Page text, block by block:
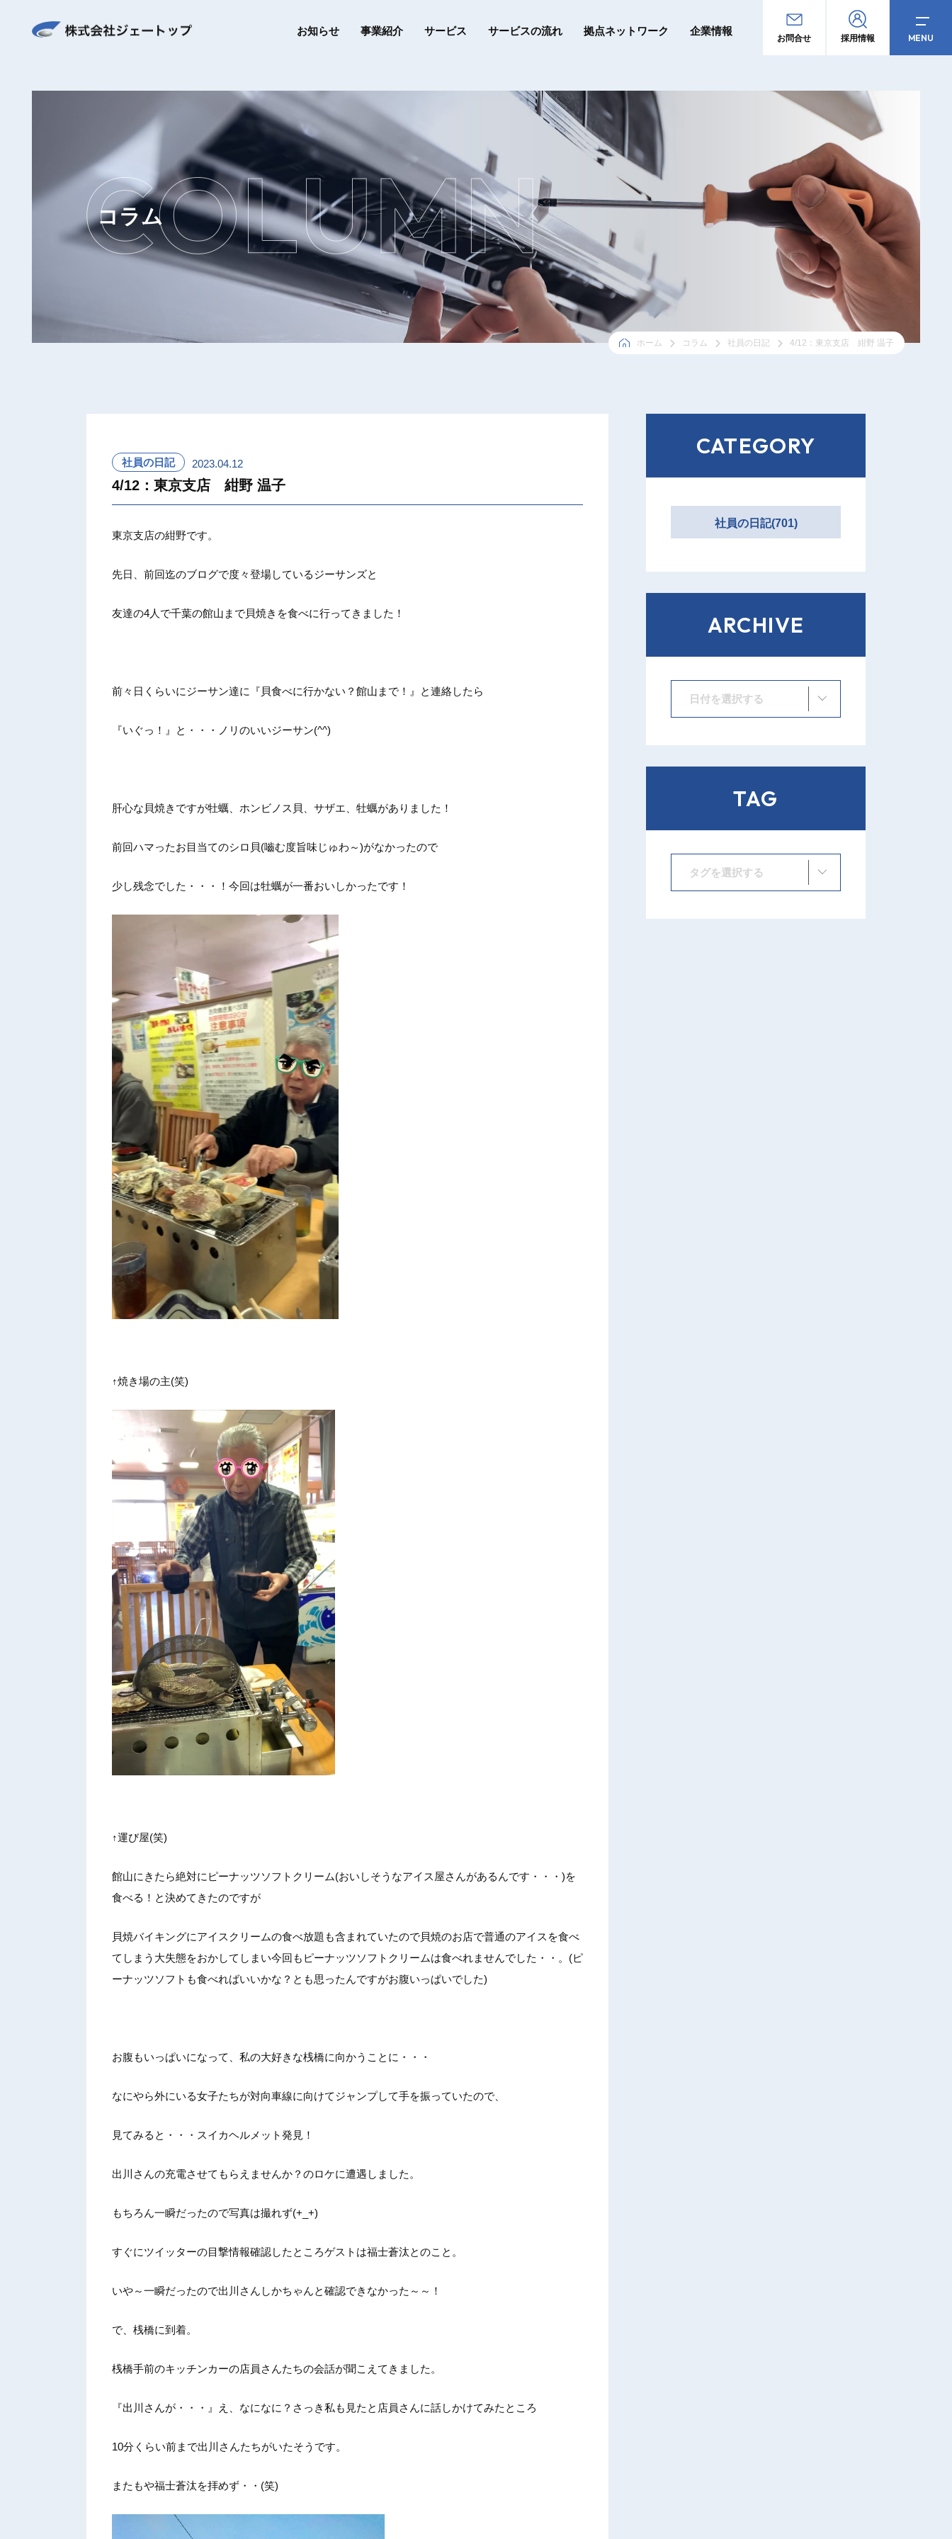
お知らせ 事業紹介 サービス サービスの流れ 拠点ネットワーク 企業情報
お問合せ 採用情報 MENU
コラム
ホーム コラム 社員の日記 4/12：東京支店 紺野 温子
社員の日記 2023.04.12
4/12：東京支店 紺野 温子
東京支店の紺野です。
先日、前回迄のブログで度々登場しているジーサンズと
友達の4人で千葉の館山まで貝焼きを食べに行ってきました！
前々日くらいにジーサン達に『貝食べに行かない？館山まで！』と連絡したら
『いぐっ！』と・・・ノリのいいジーサン(^^)
肝心な貝焼きですが牡蠣、ホンビノス貝、サザエ、牡蠣がありました！
前回ハマったお目当てのシロ貝(嚙む度旨味じゅわ～)がなかったので
少し残念でした・・・！今回は牡蠣が一番おいしかったです！
↑焼き場の主(笑)
↑運び屋(笑)
館山にきたら絶対にピーナッツソフトクリーム(おいしそうなアイス屋さんがあるんです・・・)を
食べる！と決めてきたのですが
貝焼バイキングにアイスクリームの食べ放題も含まれていたので貝焼のお店で普通のアイスを食べ
てしまう大失態をおかしてしまい今回もピーナッツソフトクリームは食べれませんでした・・。(ピ
ーナッツソフトも食べればいいかな？とも思ったんですがお腹いっぱいでした)
お腹もいっぱいになって、私の大好きな桟橋に向かうことに・・・
なにやら外にいる女子たちが対向車線に向けてジャンプして手を振っていたので、
見てみると・・・スイカヘルメット発見！
出川さんの充電させてもらえませんか？のロケに遭遇しました。
もちろん一瞬だったので写真は撮れず(+_+)
すぐにツイッターの目撃情報確認したところゲストは福士蒼汰とのこと。
いや～一瞬だったので出川さんしかちゃんと確認できなかった～～！
で、桟橋に到着。
桟橋手前のキッチンカーの店員さんたちの会話が聞こえてきました。
『出川さんが・・・』え、なになに？さっき私も見たと店員さんに話しかけてみたところ
10分くらい前まで出川さんたちがいたそうです。
またもや福士蒼汰を拝めず・・(笑)
CATEGORY
社員の日記(701)
ARCHIVE
日付を選択する
TAG
タグを選択する